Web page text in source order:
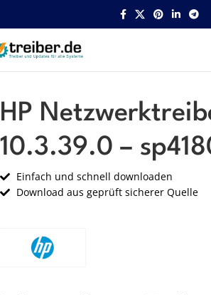
Startseite HP Netzwerk
HP
10.3.39.0 –
Einfach und schnell downloaden
Download aus geprüft sicherer Quelle